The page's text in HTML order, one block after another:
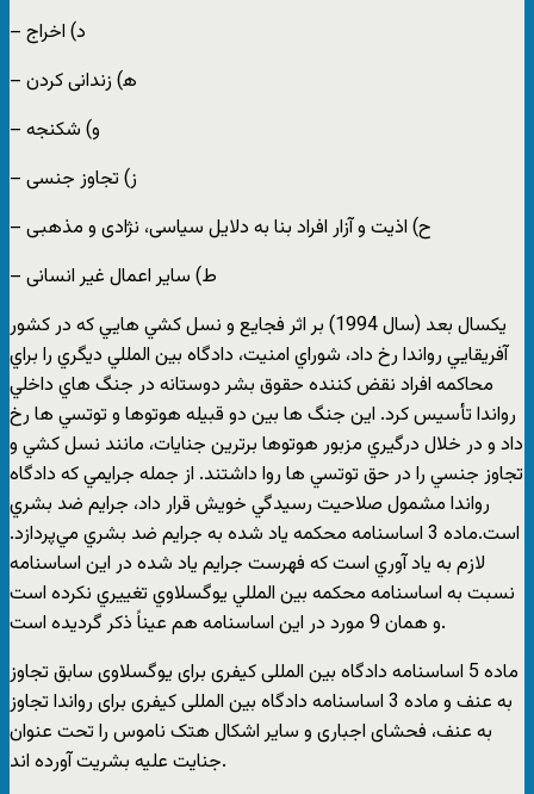
– د) اخراج
– ه‍‌) زندانی کردن
– و) شکنجه
– ز) تجاوز جنسی
– ح) اذیت و آزار افراد بنا به دلایل سیاسی، نژادی و مذهبی
– ط) سایر اعمال غیر انسانی
يكسال بعد (سال 1994) بر اثر فجايع و نسل كشي هايي كه در كشور
آفريقايي رواندا رخ داد، شوراي امنيت، دادگاه بين المللي ديگري را براي
محاكمه افراد نقض كننده حقوق بشر دوستانه در جنگ هاي داخلي
رواندا تأسيس كرد. اين جنگ ها بين دو قبيله هوتوها و توتسي ها رخ
داد و در خلال درگيري مزبور هوتوها برترین جنايات، مانند نسل كشي و
تجاوز جنسي را در حق توتسي ها روا داشتند. از جمله جرايمي كه دادگاه
رواندا مشمول صلاحيت رسيدگي خويش قرار داد، جرايم ضد بشري
است.ماده 3 اساسنامه محكمه ياد شده به جرايم ضد بشري مي‌پردازد.
لازم به ياد آوري است كه فهرست جرايم ياد شده در اين اساسنامه
نسبت به اساسنامه محكمه بين المللي يوگسلاوي تغييري نكرده است
و همان 9 مورد در اين اساسنامه هم عيناً ذكر گرديده است.
ماده 5 اساسنامه دادگاه بین المللی کیفری برای یوگسلاوی سابق تجاوز
به عنف و ماده 3 اساسنامه دادگاه بین المللی کیفری برای رواندا تجاوز
به عنف، فحشای اجباری و سایر اشکال هتک ناموس را تحت عنوان
جنایت علیه بشریت آورده اند.